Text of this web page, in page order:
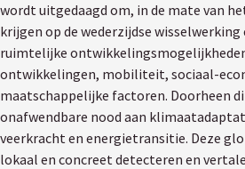
wordt uitgedaagd om, in de mate van
krijgen op de wederzijdse
ruimtelijke
ontwikkelingen, mobiliteit, sociaal-
maatschappelijke factoren. Doorheen
onafwendbare nood aan
veerkracht en energietransitie. Deze
lokaal en concreet detecteren en